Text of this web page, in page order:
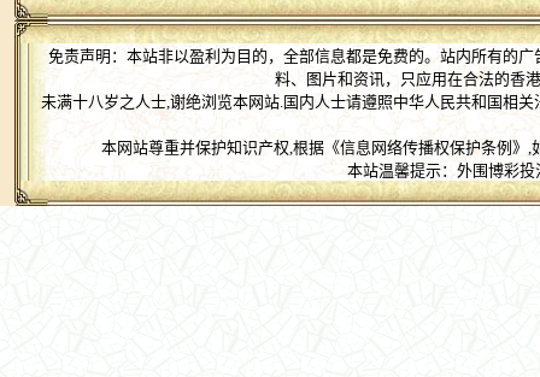
免责声明：本站非以盈利为目的，全部信息都是免费的。站内所有的
料、图片和资讯，只应用在合法的香
未满十八岁之人士,谢绝浏览本网站.国内人士请遵照中华人民共和国相
本网站尊重并保护知识产权,根据《信息网络传播权保护条例
本站温馨提示：外围博彩